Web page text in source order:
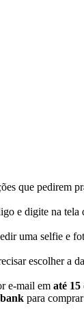
que pedirem
e digite na tela
uma selfie e
escolher a
e-mail em até 15
para